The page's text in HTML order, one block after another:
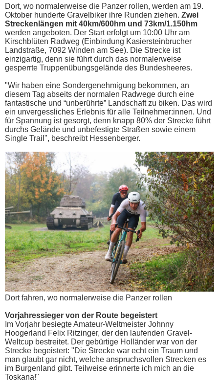
Dort, wo normalerweise die Panzer rollen, werden am 19.
Oktober hunderte Gravelbiker ihre Runden ziehen. Zwei
Streckenlängen mit 40km/600hm und 73km/1.150hm
werden angeboten. Der Start erfolgt um 10:00 Uhr am
Kirschblüten Radweg (Einbindung Kasiersteinbrucher
Landstraße, 7092 Winden am See). Die Strecke ist
einzigartig, denn sie führt durch das normalerweise
gesperrte Truppenübungsgelände des Bundesheeres.
"Wir haben eine Sondergenehmigung bekommen, an
diesem Tag abseits der normalen Radwege durch eine
fantastische und “unberührte” Landschaft zu biken. Das wird
ein unvergessliches Erlebnis für alle Teilnehmer:innen. Und
für Spannung ist gesorgt, denn knapp 80% der Strecke führt
durchs Gelände und unbefestigte Straßen sowie einem
Single Trail", beschreibt Hessenberger.
Dort fahren, wo normalerweise die Panzer rollen
Vorjahressieger von der Route begeistert
Im Vorjahr besiegte Amateur-Weltmeister Johnny
Hoogerland Felix Ritzinger, der den laufenden Gravel-
Weltcup bestreitet. Der gebürtige Holländer war von der
Strecke begeistert: "Die Strecke war echt ein Traum und
man glaubt gar nicht, welche anspruchsvollen Strecken es
im Burgenland gibt. Teilweise erinnerte ich mich an die
Toskana!"